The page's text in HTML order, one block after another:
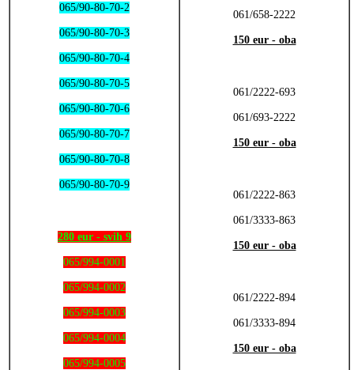
065/90-80-70-2
065/90-80-70-3
065/90-80-70-4
065/90-80-70-5
065/90-80-70-6
065/90-80-70-7
065/90-80-70-8
065/90-80-70-9
280 eur - svih 9
065/994-0001
065/994-0002
065/994-0003
065/994-0004
065/994-0005
061/658-2222
150 eur - oba
061/2222-693
061/693-2222
150 eur - oba
061/2222-863
061/3333-863
150 eur - oba
061/2222-894
061/3333-894
150 eur - oba